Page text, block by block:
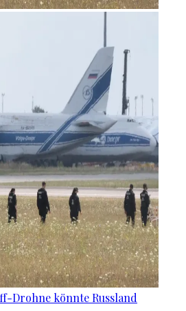
Drohne könnte Russland